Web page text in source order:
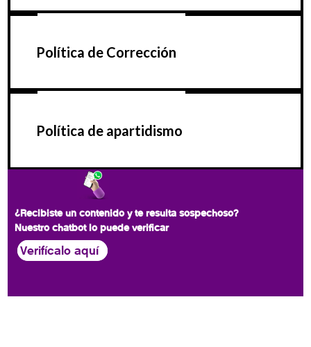
Política de Corrección
Política de apartidismo
¿Recibiste un contenido y te resulta sospechoso?
Nuestro chatbot lo puede verificar
Verifícalo aquí